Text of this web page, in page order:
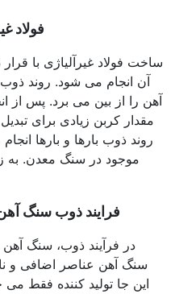
فولاد
ساخت فولاد غیرآلیاژی با
آن انجام می شود. روند
آهن را از بین می برد. پس از
مقدار کربن زیادی برای
روند ذوب بارها و بارها
فرایند ذوب سنگ آهن
در فرآیند ذوب، سنگ
سنگ آهن عناصر اضافی و
این جا تولید کننده فقط می